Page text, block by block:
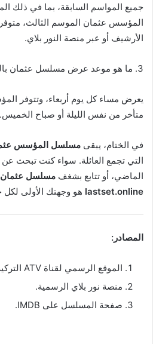
جميع المواسم السابقة، بما في ذلك
المؤسس عثمان الموسم الثالث،
الأرشيف أو عبر منصة النور بلاي.
3. ما هو موعد عرض مسلسل عثمان بالضبط؟
يعرض مساء كل يوم أربعاء، وتتوفر
متأخر من نفس الليلة أو صباح الخميس.
في الختام، يبقى مسلسل المؤسس
التي تجمع العائلة. سواء كنت تبحث عن
الماضي، أو تتابع بشغف مسلسل عثمان
lastset.online هو وجهتك الأولى لكل
المصادر:
الموقع الرسمي لقناة ATV التركية.
منصة نور بلاي الرسمية.
صفحة المسلسل على IMDB.